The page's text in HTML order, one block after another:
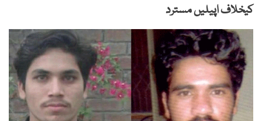
کیخلاف اپیلیں مسترد